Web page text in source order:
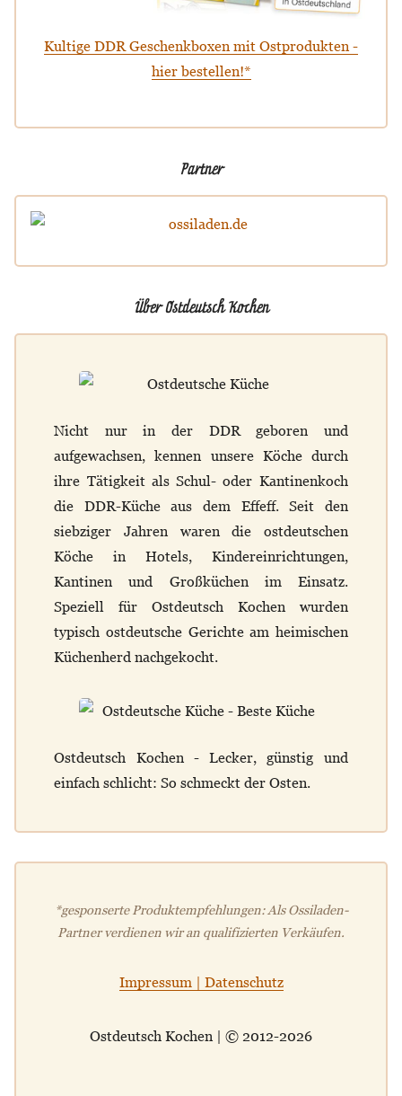
Kultige DDR Geschenkboxen mit Ostprodukten -
hier bestellen!*
Partner
Über Ostdeutsch Kochen
Nicht nur in der DDR geboren und
aufgewachsen, kennen unsere Köche durch
ihre Tätigkeit als Schul- oder Kantinenkoch
die DDR-Küche aus dem Effeff. Seit den
siebziger Jahren waren die ostdeutschen
Köche in Hotels, Kindereinrichtungen,
Kantinen und Großküchen im Einsatz.
Speziell für Ostdeutsch Kochen wurden
typisch ostdeutsche Gerichte am heimischen
Küchenherd nachgekocht.
Ostdeutsch Kochen - Lecker, günstig und
einfach schlicht: So schmeckt der Osten.
*gesponserte Produktempfehlungen: Als Ossiladen-
Partner verdienen wir an qualifizierten Verkäufen.
Impressum | Datenschutz
Ostdeutsch Kochen | © 2012-2026